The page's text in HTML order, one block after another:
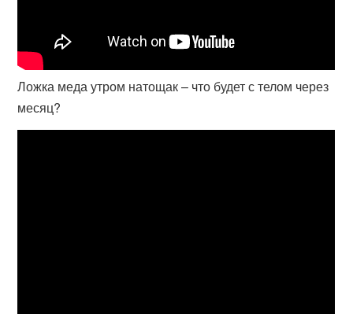
Ложка меда утром натощак – что будет с телом через
месяц?